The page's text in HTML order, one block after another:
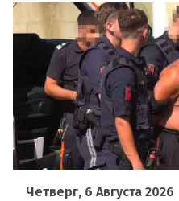
Четверг, 6 Августа 2026